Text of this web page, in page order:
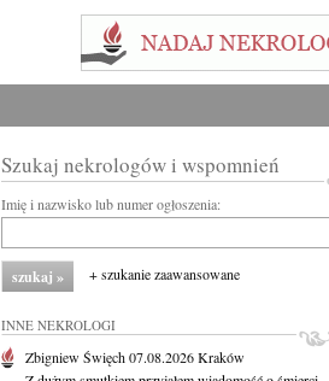
Szukaj nekrologów i wspomnień
Imię i nazwisko lub numer ogłoszenia:
+ szukanie zaawansowane
INNE NEKROLOGI
Zbigniew Święch07.08.2026Kraków